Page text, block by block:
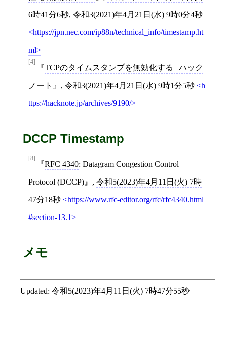
6時41分6秒, 令和3(2021)年4月21日(水) 9時0分4秒
https://jpn.nec.com/ip88n/technical_info/timestamp.ht
ml
[4]
TCPのタイムスタンプを無効化する | ハック
ノート , 令和3(2021)年4月21日(水) 9時1分5秒 h
ttps://hacknote.jp/archives/9190/
DCCP Timestamp
[8]
RFC 4340: Datagram Congestion Control
Protocol (DCCP) , 令和5(2023)年4月11日(火) 7時
47分18秒 https://www.rfc-editor.org/rfc/rfc4340.html
#section-13.1
メモ
Updated: 令和5(2023)年4月11日(火) 7時47分55秒